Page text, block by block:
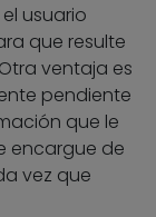
usuario
que resulte
ventaja es
pendiente
que le
encargue de
vez que